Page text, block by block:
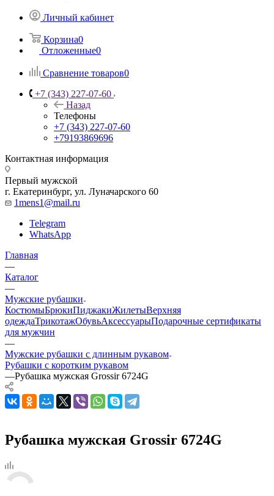
Личный кабинет
Корзина0
Отложенные0
Сравнение товаров0
+7 (343) 227-07-60
Назад
Телефоны
+7 (343) 227-07-60
+79193869696
Контактная информация
Первый мужской
г. Екатеринбург, ул. Луначарского 60
1mens1@mail.ru
Telegram
WhatsApp
Главная
—
Каталог
—
Мужские рубашки
КостюмыБрюкиПиджакиЖилетыВерхняя
одеждаТрикотажОбувьАксессуарыПодарочные сертификаты
для мужчин
—
Мужские рубашки с длинным рукавом
Рубашки с коротким рукавом
—Рубашка мужская Grossir 6724G
Рубашка мужская Grossir 6724G